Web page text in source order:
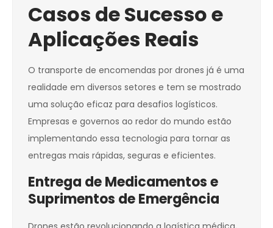
Casos de Sucesso e
Aplicações Reais
O transporte de encomendas por drones já é uma
realidade em diversos setores e tem se mostrado
uma solução eficaz para desafios logísticos.
Empresas e governos ao redor do mundo estão
implementando essa tecnologia para tornar as
entregas mais rápidas, seguras e eficientes.
Entrega de Medicamentos e
Suprimentos de Emergência